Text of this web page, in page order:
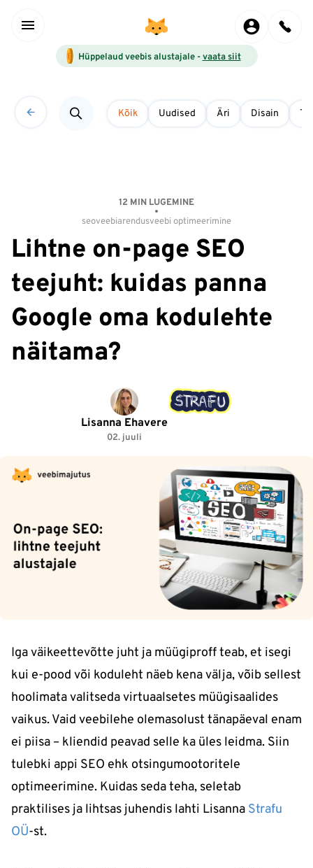
Hüppelaud veebis alustajale -vaata siit
Kõik Uudised Äri Disain
12 MIN LUGEMINE
seoveebiarendusveebi optimeerimine
Lihtne on-page SEO
teejuht: kuidas panna
Google oma kodulehte
näitama?
Lisanna Ehavere
02. juuli
Iga väikeettevõtte juht ja müügiproff teab, et isegi
kui e-pood või koduleht näeb kena välja, võib sellest
hoolimata valitseda virtuaalsetes müügisaalides
vaikus. Vaid veebilehe olemasolust tänapäeval enam
ei piisa – kliendid peavad selle ka üles leidma. Siin
tulebki appi SEO ehk otsingumootoritele
optimeerimine. Kuidas seda teha, seletab
praktilises ja lihtsas juhendis lahti Lisanna Strafu
OÜ-st.